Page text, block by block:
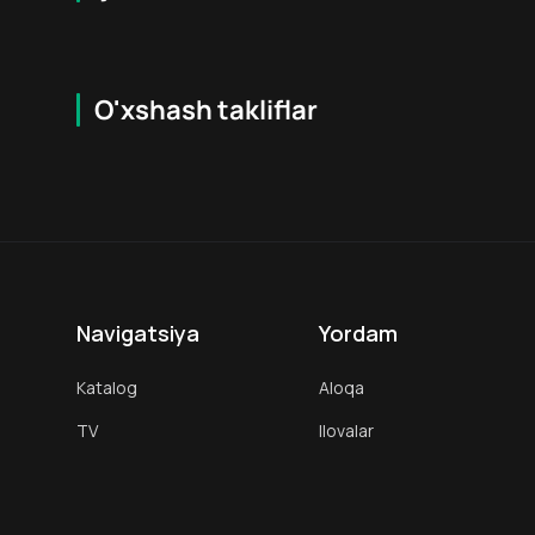
O'xshash takliflar
Navigatsiya
Katalog
TV
Yordam
Aloqa
Ilovalar